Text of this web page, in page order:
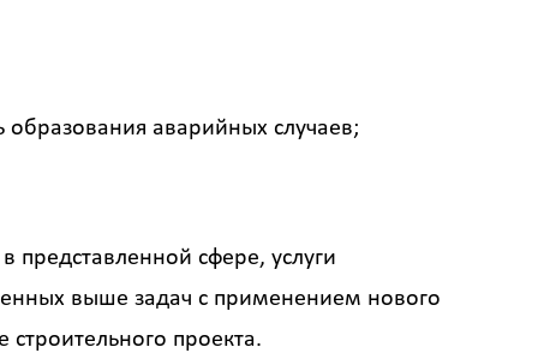
аварийных случаев;
представленной сфере, услуги
выше задач с применением нового
проекта.